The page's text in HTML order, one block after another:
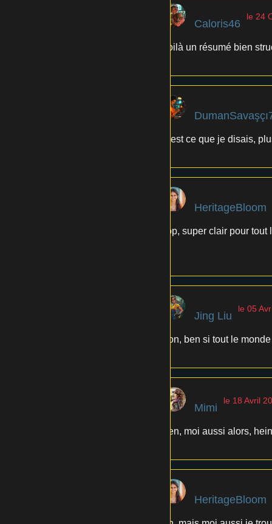
Caloris46
le 24
Voilà un résumé bien
C'est ce que je disais,
HeritageBloom
Top, super clair pour
Jing Liu
le 05
Bon, ben si tout le
Mimi
le 18 Avril
Ben, moi aussi alors,
HeritageBloom